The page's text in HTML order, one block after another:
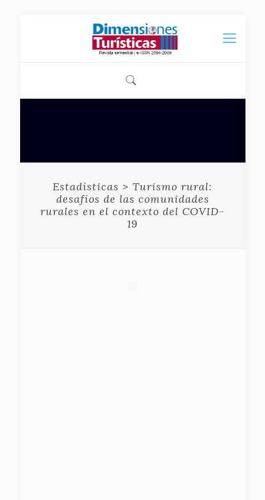
Estadísticas > Turismo rural:
desafíos de las comunidades
rurales en el contexto del COVID-
19